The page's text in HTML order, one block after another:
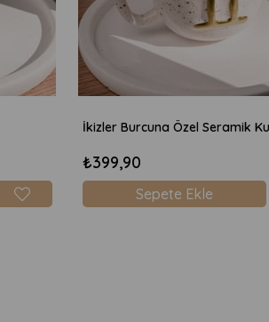
İkizler Burcuna Özel Seramik
₺399,90
Sepete Ekle